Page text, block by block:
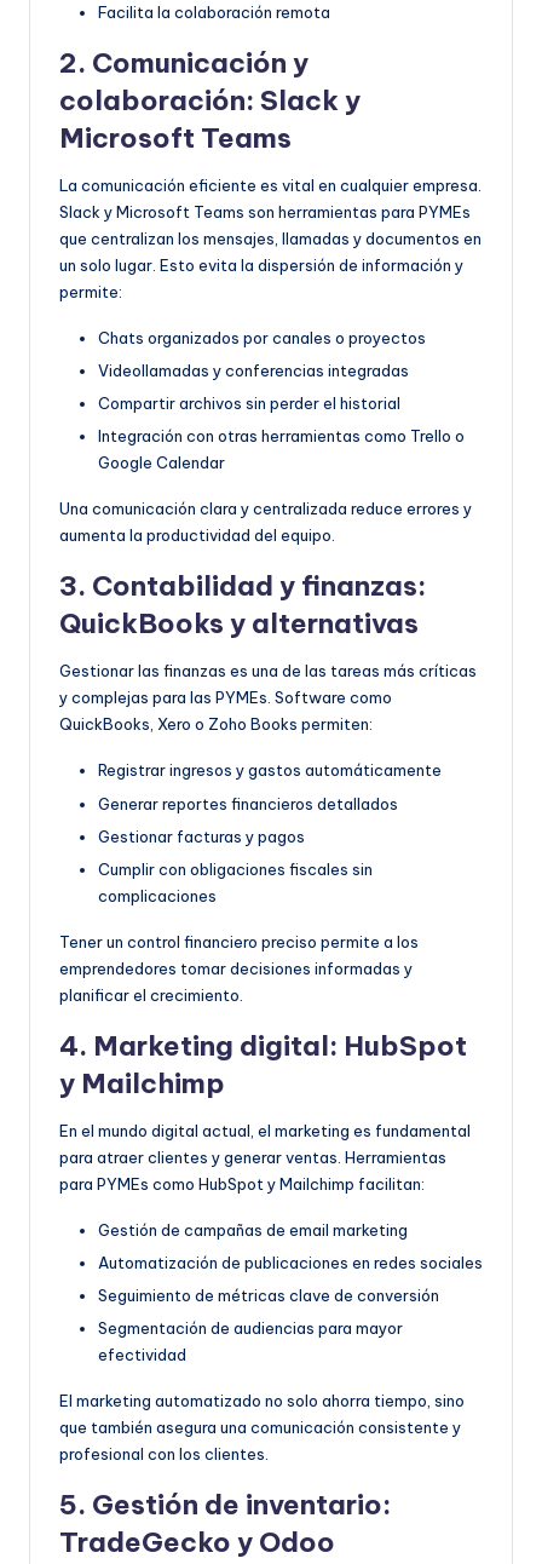
Facilita la colaboración remota
2. Comunicación y
colaboración: Slack y
Microsoft Teams
La comunicación eficiente es vital en cualquier empresa.
Slack y Microsoft Teams son herramientas para PYMEs
que centralizan los mensajes, llamadas y documentos en
un solo lugar. Esto evita la dispersión de información y
permite:
Chats organizados por canales o proyectos
Videollamadas y conferencias integradas
Compartir archivos sin perder el historial
Integración con otras herramientas como Trello o
Google Calendar
Una comunicación clara y centralizada reduce errores y
aumenta la productividad del equipo.
3. Contabilidad y finanzas:
QuickBooks y alternativas
Gestionar las finanzas es una de las tareas más críticas
y complejas para las PYMEs. Software como
QuickBooks, Xero o Zoho Books permiten:
Registrar ingresos y gastos automáticamente
Generar reportes financieros detallados
Gestionar facturas y pagos
Cumplir con obligaciones fiscales sin
complicaciones
Tener un control financiero preciso permite a los
emprendedores tomar decisiones informadas y
planificar el crecimiento.
4. Marketing digital: HubSpot
y Mailchimp
En el mundo digital actual, el marketing es fundamental
para atraer clientes y generar ventas. Herramientas
para PYMEs como HubSpot y Mailchimp facilitan:
Gestión de campañas de email marketing
Automatización de publicaciones en redes sociales
Seguimiento de métricas clave de conversión
Segmentación de audiencias para mayor
efectividad
El marketing automatizado no solo ahorra tiempo, sino
que también asegura una comunicación consistente y
profesional con los clientes.
5. Gestión de inventario:
TradeGecko y Odoo